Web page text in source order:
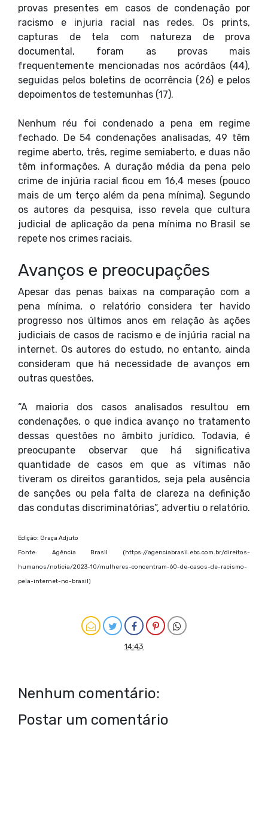
provas presentes em casos de condenação por
racismo e injuria racial nas redes. Os prints,
capturas de tela com natureza de prova
documental, foram as provas mais
frequentemente mencionadas nos acórdãos (44),
seguidas pelos boletins de ocorrência (26) e pelos
depoimentos de testemunhas (17).
Nenhum réu foi condenado a pena em regime
fechado. De 54 condenações analisadas, 49 têm
regime aberto, três, regime semiaberto, e duas não
têm informações. A duração média da pena pelo
crime de injúria racial ficou em 16,4 meses (pouco
mais de um terço além da pena mínima). Segundo
os autores da pesquisa, isso revela que cultura
judicial de aplicação da pena mínima no Brasil se
repete nos crimes raciais.
Avanços e preocupações
Apesar das penas baixas na comparação com a
pena mínima, o relatório considera ter havido
progresso nos últimos anos em relação às ações
judiciais de casos de racismo e de injúria racial na
internet. Os autores do estudo, no entanto, ainda
consideram que há necessidade de avanços em
outras questões.
“A maioria dos casos analisados resultou em
condenações, o que indica avanço no tratamento
dessas questões no âmbito jurídico. Todavia, é
preocupante observar que há significativa
quantidade de casos em que as vítimas não
tiveram os direitos garantidos, seja pela ausência
de sanções ou pela falta de clareza na definição
das condutas discriminatórias”, advertiu o relatório.
Edição: Graça Adjuto
Fonte: Agência Brasil (https://agenciabrasil.ebc.com.br/direitos-
humanos/noticia/2023-10/mulheres-concentram-60-de-casos-de-racismo-
pela-internet-no-brasil)
14:43
Nenhum comentário:
Postar um comentário